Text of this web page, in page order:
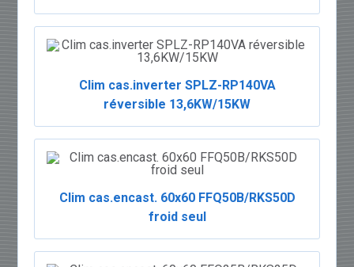
Clim cas.inverter SPLZ-RP140VA
réversible 13,6KW/15KW
Clim cas.encast. 60x60 FFQ50B/RKS50D
froid seul